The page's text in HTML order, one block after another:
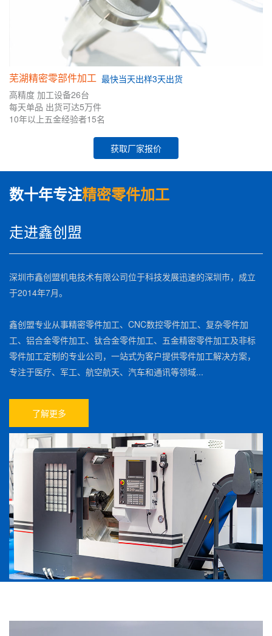
芜湖精密零部件加工 最快当天出样3天出货
高精度 加工设备26台
每天单品 出货可达5万件
10年以上五金经验者15名
获取厂家报价
数十年专注精密零件加工
走进鑫创盟
深圳市鑫创盟机电技术有限公司位于科技发展迅速的深圳市，成立
于2014年7月。
鑫创盟专业从事精密零件加工、CNC数控零件加工、复杂零件加
工、铝合金零件加工、钛合金零件加工、五金精密零件加工及非标
零件加工定制的专业公司，一站式为客户提供零件加工解决方案，
专注于医疗、军工、航空航天、汽车和通讯等领域...
了解更多